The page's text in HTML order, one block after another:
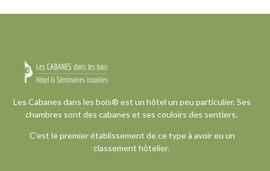
Les Cabanes dans les bois® est un hôtel un peu particulier. Ses
chambres sont des cabanes et ses couloirs des sentiers.
C’est le premier établissement de ce type à avoir eu un
classement hôtelier.